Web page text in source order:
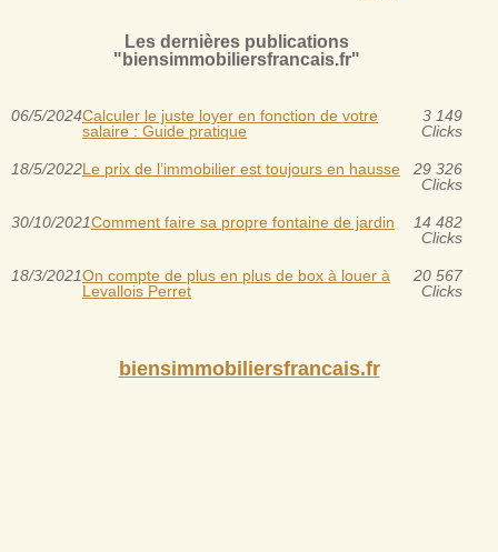
Les dernières publications
"biensimmobiliersfrancais.fr"
06/5/2024Calculer le juste loyer en fonction de votre
salaire : Guide pratique
3 149
Clicks
18/5/2022Le prix de l’immobilier est toujours en hausse
29 326
Clicks
30/10/2021Comment faire sa propre fontaine de jardin
14 482
Clicks
18/3/2021On compte de plus en plus de box à louer à
Levallois Perret
20 567
Clicks
biensimmobiliersfrancais.fr